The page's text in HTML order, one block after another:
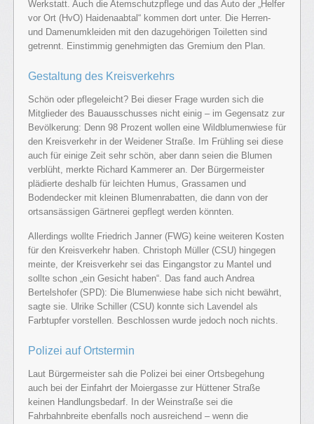
Werkstatt. Auch die Atemschutzpflege und das Auto der „Helfer
vor Ort (HvO) Haidenaabtal“ kommen dort unter. Die Herren-
und Damenumkleiden mit den dazugehörigen Toiletten sind
getrennt. Einstimmig genehmigten das Gremium den Plan.
Gestaltung des Kreisverkehrs
Schön oder pflegeleicht? Bei dieser Frage wurden sich die
Mitglieder des Bauausschusses nicht einig – im Gegensatz zur
Bevölkerung: Denn 98 Prozent wollen eine Wildblumenwiese für
den Kreisverkehr in der Weidener Straße. Im Frühling sei diese
auch für einige Zeit sehr schön, aber dann seien die Blumen
verblüht, merkte Richard Kammerer an. Der Bürgermeister
plädierte deshalb für leichten Humus, Grassamen und
Bodendecker mit kleinen Blumenrabatten, die dann von der
ortsansässigen Gärtnerei gepflegt werden könnten.
Allerdings wollte Friedrich Janner (FWG) keine weiteren Kosten
für den Kreisverkehr haben. Christoph Müller (CSU) hingegen
meinte, der Kreisverkehr sei das Eingangstor zu Mantel und
sollte schon „ein Gesicht haben“. Das fand auch Andrea
Bertelshofer (SPD): Die Blumenwiese habe sich nicht bewährt,
sagte sie. Ulrike Schiller (CSU) konnte sich Lavendel als
Farbtupfer vorstellen. Beschlossen wurde jedoch noch nichts.
Polizei auf Ortstermin
Laut Bürgermeister sah die Polizei bei einer Ortsbegehung
auch bei der Einfahrt der Moiergasse zur Hüttener Straße
keinen Handlungsbedarf. In der Weinstraße sei die
Fahrbahnbreite ebenfalls noch ausreichend – wenn die